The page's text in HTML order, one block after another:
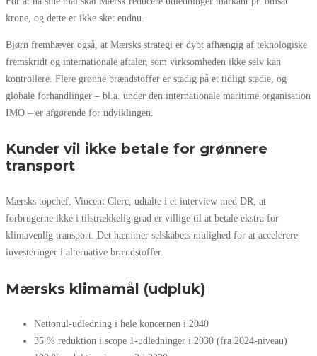
krone, og dette er ikke sket endnu.
Bjørn fremhæver også, at Mærsks strategi er dybt afhængig af teknologiske
fremskridt og internationale aftaler, som virksomheden ikke selv kan
kontrollere. Flere grønne brændstoffer er stadig på et tidligt stadie, og
globale forhandlinger – bl.a. under den internationale maritime organisation
IMO – er afgørende for udviklingen.
Kunder vil ikke betale for grønnere
transport
Mærsks topchef, Vincent Clerc, udtalte i et interview med DR, at
forbrugerne ikke i tilstrækkelig grad er villige til at betale ekstra for
klimavenlig transport. Det hæmmer selskabets mulighed for at accelerere
investeringer i alternative brændstoffer.
Mærsks klimamål (udpluk)
Nettonul‑udledning i hele koncernen i 2040
35 % reduktion i scope 1‑udledninger i 2030 (fra 2024-niveau)